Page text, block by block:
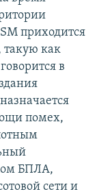
приходится
такую как
в
помех,
БПЛА,
сети и